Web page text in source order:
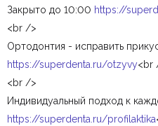
Закрыто до 10:00 https://
<br />
Ортодонтия - исправить
https://superdenta.ru/otzyvy<br
<br />
Индивидуальный подход к
https://superdenta.ru/profilaktika